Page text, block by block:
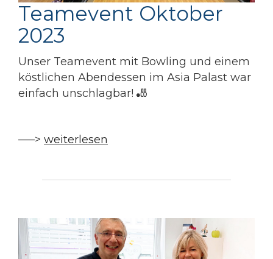
Teamevent Oktober
2023
Unser Teamevent mit Bowling und einem
köstlichen Abendessen im Asia Palast war
einfach unschlagbar! 🎳
—–> weiterlesen